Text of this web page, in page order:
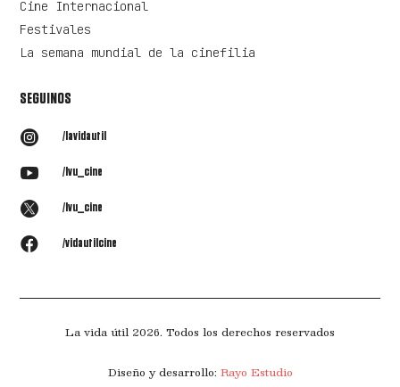
Cine Internacional
Festivales
La semana mundial de la cinefilia
SEGUINOS
 /lavidautil
 /lvu_cine
 /lvu_cine
 /vidautilcine
La vida útil 2026. Todos los derechos reservados
Diseño y desarrollo: Rayo Estudio